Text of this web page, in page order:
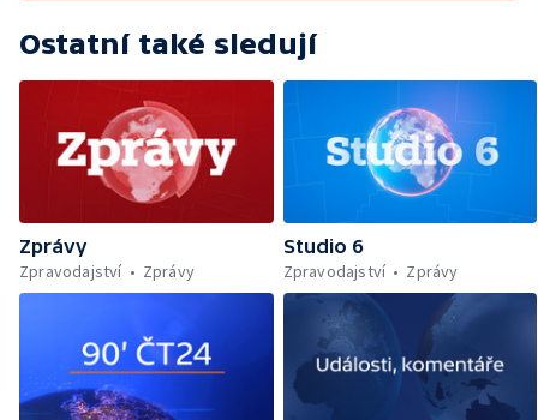
Ostatní také sledují
Zprávy
Zpravodajství
Zprávy
Studio 6
Zpravodajství
Zprávy